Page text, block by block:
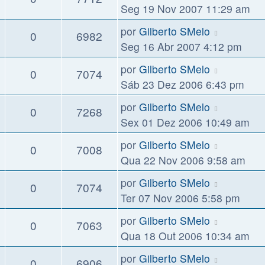
Seg 19 Nov 2007 11:29 am
0 6982 por Gilberto SMelo
Seg 16 Abr 2007 4:12 pm
0 7074 por Gilberto SMelo
Sáb 23 Dez 2006 6:43 pm
0 7268 por Gilberto SMelo
Sex 01 Dez 2006 10:49 am
0 7008 por Gilberto SMelo
Qua 22 Nov 2006 9:58 am
0 7074 por Gilberto SMelo
Ter 07 Nov 2006 5:58 pm
0 7063 por Gilberto SMelo
Qua 18 Out 2006 10:34 am
por Gilberto SMelo